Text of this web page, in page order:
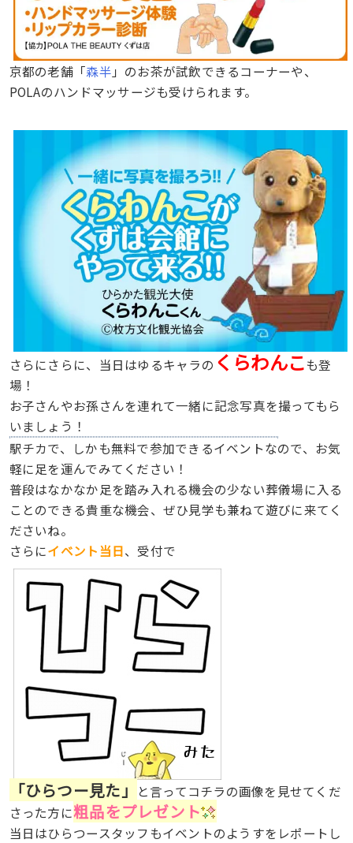
京都の老舗「森半 」のお茶が試飲できるコーナーや、
POLAのハンドマッサージも受けられます。
さらにさらに、当日はゆるキャラの くらわんこも登
場！
お子さんやお孫さんを連れて一緒に記念写真を撮ってもら
いましょう！
駅チカで、しかも無料で参加できるイベントなので、お気
軽に足を運んでみてください！
普段はなかなか足を踏み入れる機会の少ない葬儀場に入る
ことのできる貴重な機会、ぜひ見学も兼ねて遊びに来てく
ださいね。
さらにイベント当日、受付で
「ひらつー見た」
と言ってコチラの画像を見せてくだ
さった方に粗品をプレゼント
当日はひらつースタッフもイベントのようすをレポートし